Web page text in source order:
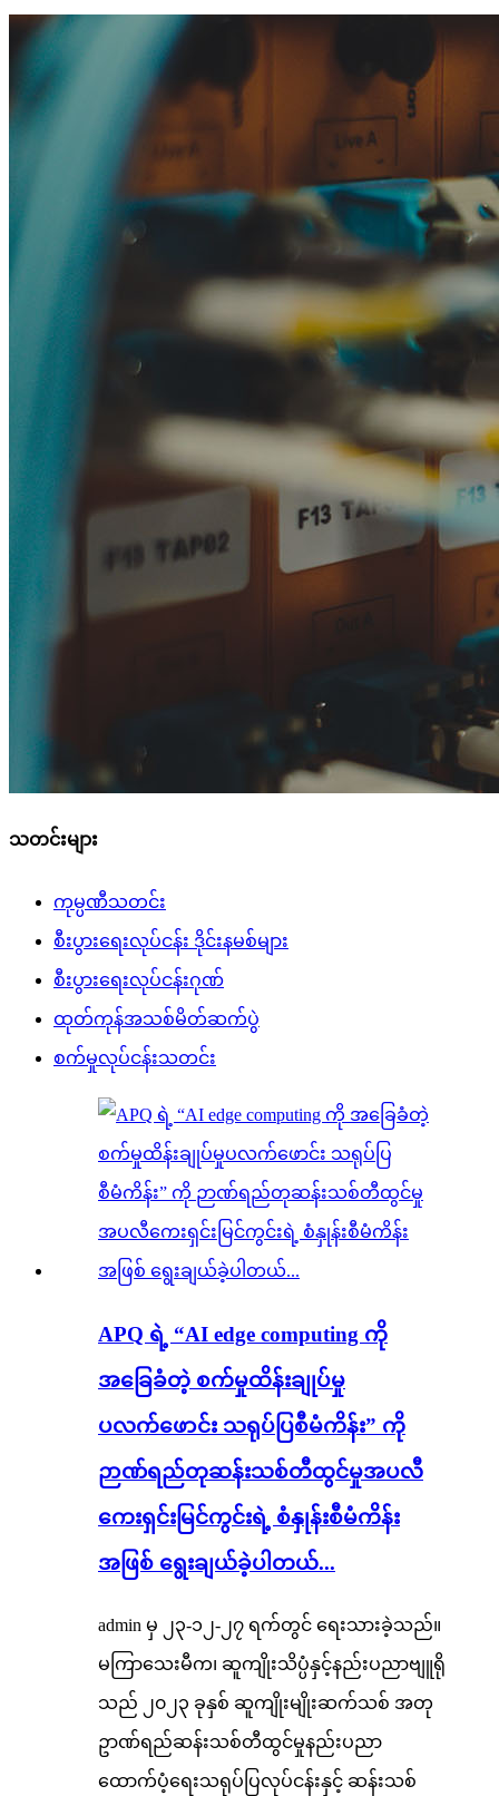
သတင်းများ
ကုမ္ပဏီသတင်း
စီးပွားရေးလုပ်ငန်း ဒိုင်းနမစ်များ
စီးပွားရေးလုပ်ငန်းဂုဏ်
ထုတ်ကုန်အသစ်မိတ်ဆက်ပွဲ
စက်မှုလုပ်ငန်းသတင်း
APQ ရဲ့ “AI edge computing ကို
အခြေခံတဲ့ စက်မှုထိန်းချုပ်မှု
ပလက်ဖောင်း သရုပ်ပြစီမံကိန်း” ကို
ဉာဏ်ရည်တုဆန်းသစ်တီထွင်မှုအပလီ
ကေးရှင်းမြင်ကွင်းရဲ့ စံနှုန်းစီမံကိန်း
အဖြစ် ရွေးချယ်ခဲ့ပါတယ်...
admin မှ ၂၃-၁၂-၂၇ ရက်တွင် ရေးသားခဲ့သည်။
မကြာသေးမီက၊ ဆူကျိုးသိပ္ပံနှင့်နည်းပညာဗျူရို
သည် ၂၀၂၃ ခုနှစ် ဆူကျိုးမျိုးဆက်သစ် အတု
ဥာဏ်ရည်ဆန်းသစ်တီထွင်မှုနည်းပညာ
ထောက်ပံ့ရေးသရုပ်ပြလုပ်ငန်းနှင့် ဆန်းသစ်